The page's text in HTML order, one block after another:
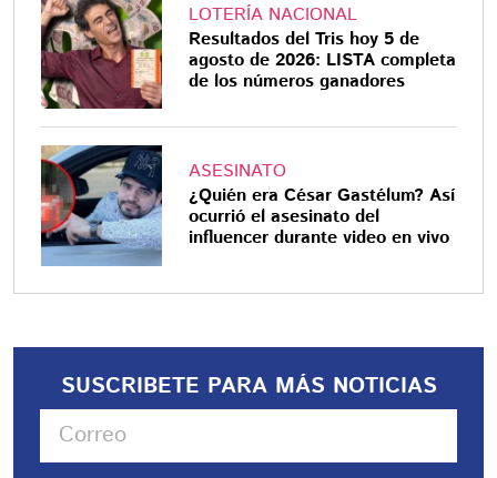
LOTERÍA NACIONAL
Resultados del Tris hoy 5 de
agosto de 2026: LISTA completa
de los números ganadores
ASESINATO
¿Quién era César Gastélum? Así
ocurrió el asesinato del
influencer durante video en vivo
SUSCRIBETE PARA MÁS NOTICIAS